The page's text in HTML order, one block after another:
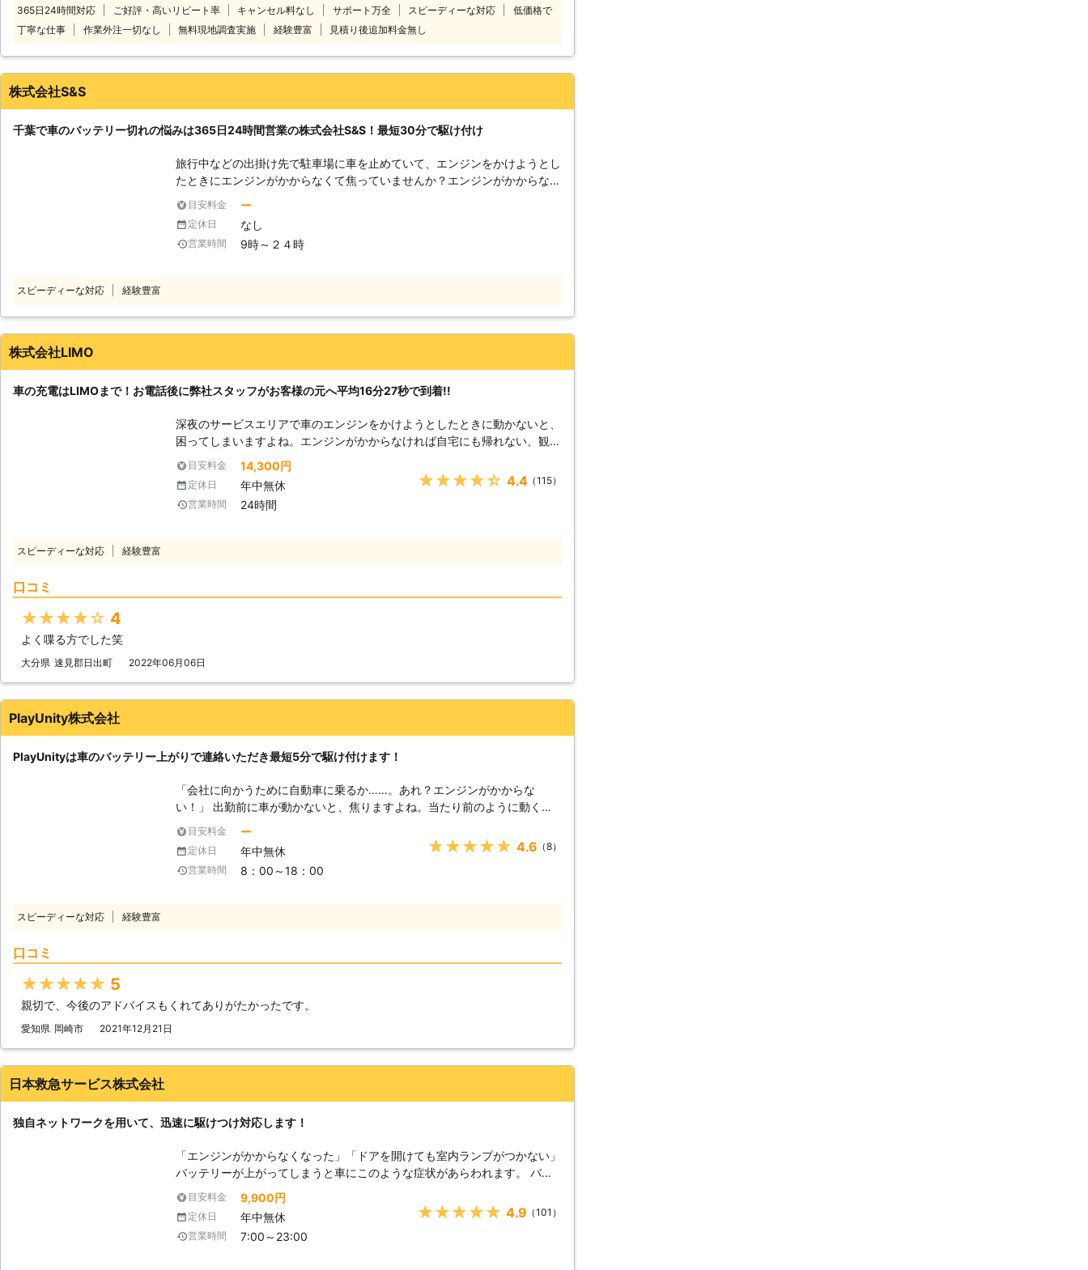
い。
365日24時間対応 ご好評・高いリピート率 キャンセル料なし サポート万全 スピーディーな対応
低価格で
丁寧な仕事
作業外注一切なし 無料現地調査実施 経験豊富 見積り後追加料金無し
株式会社S&S
千葉で車のバッテリー切れの悩みは365日24時間営業の株式会社S&S！最短30分で駆け付け
旅行中などの出掛け先で駐車場に車を止めていて、エンジンをかけようとし
たときにエンジンがかからなくて焦っていませんか？エンジンがかからない
ときは、車の充電が切れているかもしれません。 充電切れの原因は、カー
ナビや車のライトなどのつけっぱなしです。例えば、東京ディズニーランド
などの旅行が楽しみすぎてエンジンだけを切り、カーナビや車のライトの消
し忘れが起きる……なんてことも。 しかし、人間は誰しもうっかりすること
緊急事態だからこそ365日24時間迅速に駆けつけます】 株式会社S&Sは、
千葉県内であれば最短30分でお客さまの元へ駆けつけることができます。
して待機しています。だからこそ、最短30分で駆け付けることが可能なの
です。 お客様のもとへ最短で駆け付けることで、損なった観光気分やイラ
イラなどのストレスを最小限に抑えることができますよ。 さらに株式会社
S&Sは365日24時間対応しています。 深夜や祝日、元旦などの時間帯に車
のバッテリーが切れてしまっても、弊社ならいつでも対応することができる
ので、お客様の「目的地に行けなくなるかも……」という問題を解消いたし
ます。 もしも車のバッテリーが切れたら株式会社S&Sまで！弊社がお客様
により良い快適な旅行ライフや快適で明るいカーライフを提供いたします。
目安料金 ー
定休日 なし
営業時間 9時～２４時
スピーディーな対応 経験豊富
株式会社LIMO
車の充電はLIMOまで！お電話後に弊社スタッフがお客様の元へ平均16分27秒で到着!!
深夜のサービスエリアで車のエンジンをかけようとしたときに動かないと、
困ってしまいますよね。エンジンがかからなければ自宅にも帰れない、観光
もできないので八方塞がりです。 そんなときこそ、弊社「LＩMO」がお客
様の元へすぐに駆けつけてお助けします！ 弊社の強みは、お客様からお電
話をいただいたてから平均16分27秒でお客さまの元へ駆け付けることで
す。弊社は10万件以上の実績を積んできたからこそ、どのルートを使えば
けられるようになったのです。 この時間で駆け付けることによって、お客
目安料金 14,300円
定休日 年中無休
営業時間 24時間
★★★★★ 4.4（115）
スピーディーな対応 経験豊富
口コミ
★★★★★ 4
よく喋る方でした笑
大分県 速見郡日出町 2022年06月06日
PlayUnity株式会社
PlayUnityは車のバッテリー上がりで連絡いただき最短5分で駆け付けます！
「会社に向かうために自動車に乗るか……。あれ？エンジンがかからな
い！」 出勤前に車が動かないと、焦りますよね。当たり前のように動くと
思っていたので、今から電車で会社に行こうにも、遅刻してしまうかもしれ
ません。「どうせ遅刻するなら、車が動くようにしてからにしよう！」そん
なときは弊社「PlayUnity」が高速でお客様の元へ駆けつけて、お助けしま
す！ 【最短5分で駆け付けます】 エンジンがかからない場合、多くはバッ
の方法を用いてお客様のお悩みを解決いたします。 【どんな風にカーバッ
車を使ってお客様のバッテリーと接続することです。 もし、それで解決で
目安料金 ー
定休日 年中無休
営業時間 8：00～18：00
★★★★★ 4.6 （8）
スピーディーな対応 経験豊富
口コミ
★★★★★ 5
親切で、今後のアドバイスもくれてありがたかったです。
愛知県 岡崎市 2021年12月21日
日本救急サービス株式会社
独自ネットワークを用いて、迅速に駆けつけ対応します！
「エンジンがかからなくなった」「ドアを開けても室内ランプがつかない」
バッテリーが上がってしまうと車にこのような症状があらわれます。 バッ
テリーが上がる＝バッテリーに蓄電されている電気がないので車を動かすこ
とができなくなります。 普段は動いていた車が突然動かなくなっては大変
困りますし、慣れていない方はパニックにもなりますよね。 ヒリつく不安
と焦りの中、どの業者に依頼したらいいのか判断に迷うことと思います。
目安料金 9,900円
定休日 年中無休
営業時間 7:00～23:00
★★★★★ 4.9 （101）